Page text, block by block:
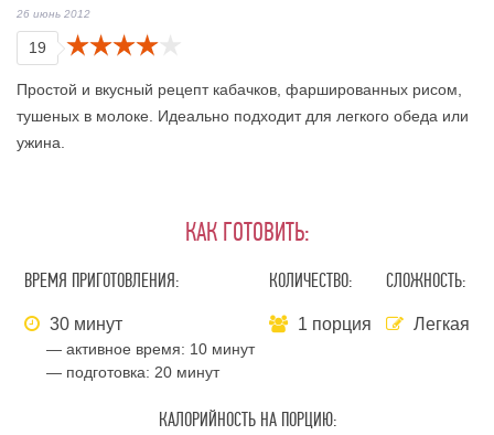
26 июнь 2012
19
Простой и вкусный рецепт кабачков, фаршированных рисом,
тушеных в молоке. Идеально подходит для легкого обеда или
ужина.
КАК ГОТОВИТЬ:
ВРЕМЯ ПРИГОТОВЛЕНИЯ:
30 минут
— активное время: 10 минут
— подготовка: 20 минут
КОЛИЧЕСТВО:
1 порция
СЛОЖНОСТЬ:
Легкая
КАЛОРИЙНОСТЬ НА ПОРЦИЮ: